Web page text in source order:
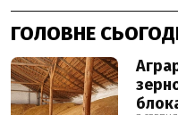
ГОЛОВНЕ